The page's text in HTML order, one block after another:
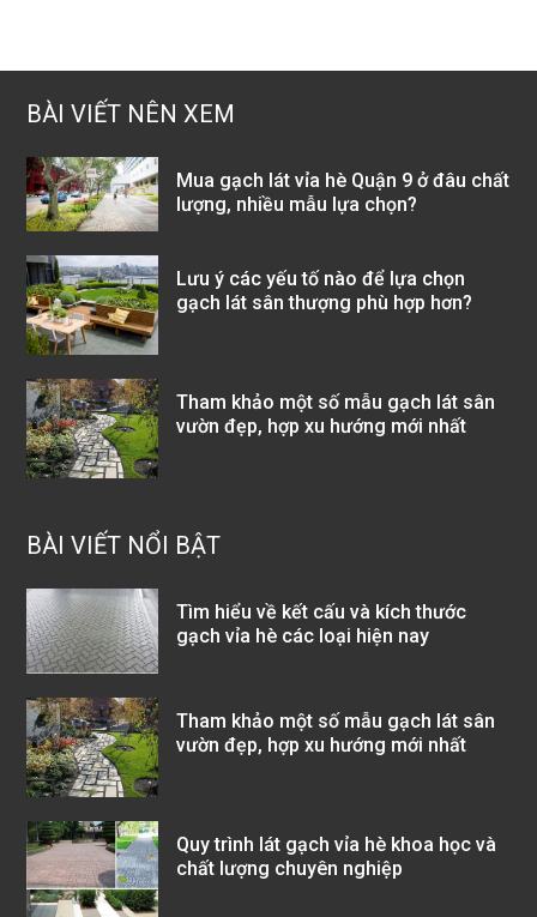
BÀI VIẾT NÊN XEM
Mua gạch lát vỉa hè Quận 9 ở đâu chất
lượng, nhiều mẫu lựa chọn?
Lưu ý các yếu tố nào để lựa chọn
gạch lát sân thượng phù hợp hơn?
Tham khảo một số mẫu gạch lát sân
vườn đẹp, hợp xu hướng mới nhất
BÀI VIẾT NỔI BẬT
Tìm hiểu về kết cấu và kích thước
gạch vỉa hè các loại hiện nay
Tham khảo một số mẫu gạch lát sân
vườn đẹp, hợp xu hướng mới nhất
Quy trình lát gạch vỉa hè khoa học và
chất lượng chuyên nghiệp